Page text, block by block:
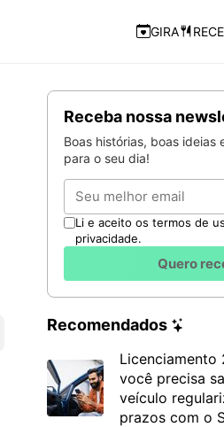
Navegação
GIRA
Receba nossa
Boas histórias, boas ideias
para o seu dia!
Email
Li e aceito os termos de
privacidade.
Quero
Recomendados
você precisa
veículo
prazos com o